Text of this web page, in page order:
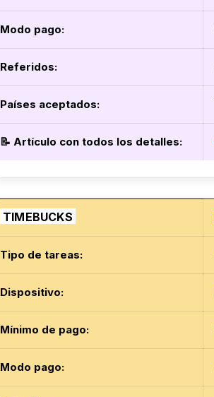
Modo pago:
Referidos:
Países aceptados:
📝 Artículo con todos los detalles:
TIMEBUCKS
Tipo de tareas:
Dispositivo:
Mínimo de pago:
Modo pago: